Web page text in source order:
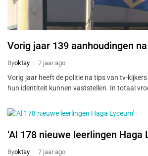
Vorig jaar 139 aanhoudingen
Byoktay 7 jaar ago
Vorig jaar heeft de politie na tips van tv-
hun identiteit kunnen vaststellen. In totaal
‘Al 178 nieuwe leerlingen Haga
Byoktay 7 jaar ago